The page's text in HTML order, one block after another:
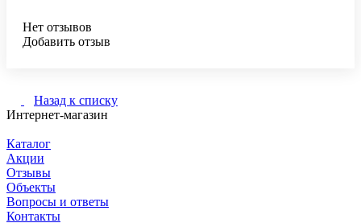
Нет отзывов
Добавить отзыв
Назад к списку
Интернет-магазин
Каталог
Акции
Отзывы
Объекты
Вопросы и ответы
Контакты